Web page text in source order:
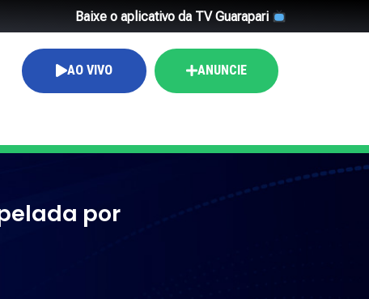
Baixe o aplicativo da TV Guarapari
AO VIVO ANUNCIE
por